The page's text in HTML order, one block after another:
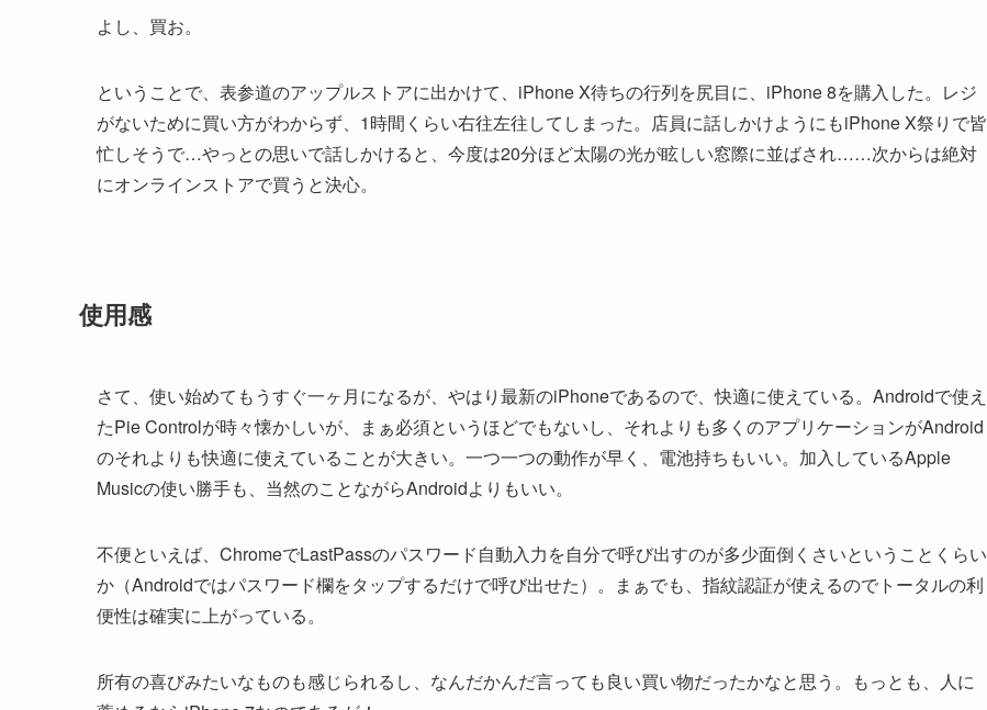
よし、買お。
ということで、表参道のアップルストアに出かけて、iPhone X待ちの行列を尻目に、iPhone 8を購入した。レジ
がないために買い方がわからず、1時間くらい右往左往してしまった。店員に話しかけようにもiPhone X祭りで皆
忙しそうで…やっとの思いで話しかけると、今度は20分ほど太陽の光が眩しい窓際に並ばされ……次からは絶対
にオンラインストアで買うと決心。
使用感
さて、使い始めてもうすぐ一ヶ月になるが、やはり最新のiPhoneであるので、快適に使えている。Androidで使え
たPie Controlが時々懐かしいが、まぁ必須というほどでもないし、それよりも多くのアプリケーションがAndroid
のそれよりも快適に使えていることが大きい。一つ一つの動作が早く、電池持ちもいい。加入しているApple
Musicの使い勝手も、当然のことながらAndroidよりもいい。
不便といえば、ChromeでLastPassのパスワード自動入力を自分で呼び出すのが多少面倒くさいということくらい
か（Androidではパスワード欄をタップするだけで呼び出せた）。まぁでも、指紋認証が使えるのでトータルの利
便性は確実に上がっている。
所有の喜びみたいなものも感じられるし、なんだかんだ言っても良い買い物だったかなと思う。もっとも、人に